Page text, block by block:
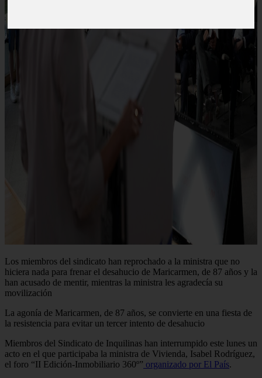
Los miembros del sindicato han reprochado a la ministra que no
hiciera nada para frenar el desahucio de Maricarmen, de 87 años y la
han acusado de mentir, mientras la ministra les agradecía su
movilización
La agonía de Maricarmen, de 87 años, se convierte en una fiesta de
la resistencia para evitar un tercer intento de desahucio
Miembros del Sindicato de Inquilinas han interrumpido este lunes un
acto en el que participaba la ministra de Vivienda, Isabel Rodríguez,
el foro “II Edición-Inmobiliario 360º” organizado por El País.